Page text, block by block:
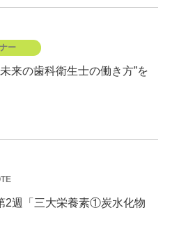
ー
来の歯科衛生士の働き方”を
2週「三大栄養素①炭水化物